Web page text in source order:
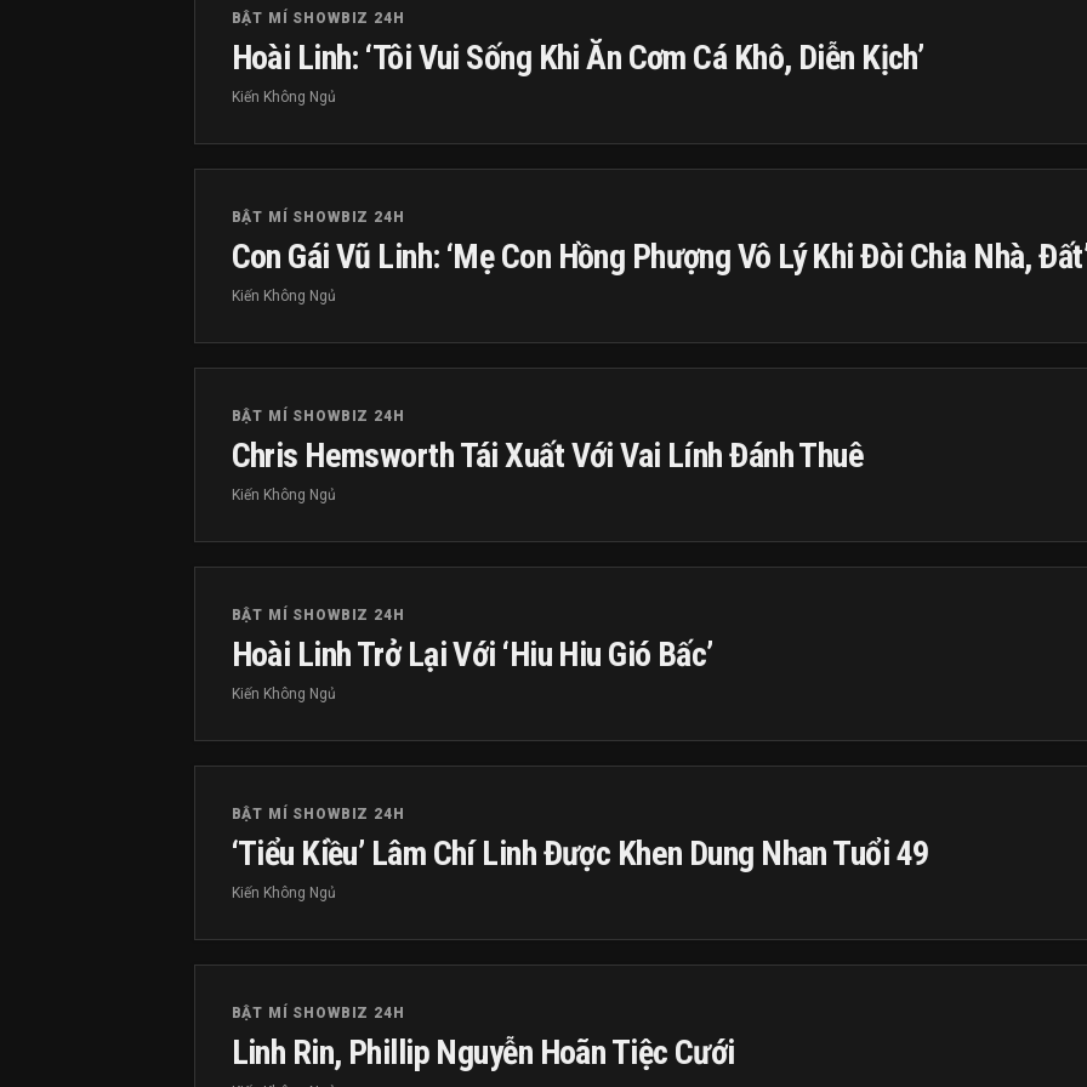
BẬT MÍ SHOWBIZ 24H
Hoài Linh: ‘Tôi Vui Sống Khi Ăn Cơm Cá Khô, Diễn Kịch’
Kiến Không Ngủ
BẬT MÍ SHOWBIZ 24H
Con Gái Vũ Linh: ‘Mẹ Con Hồng Phượng Vô Lý Khi Đòi Chia Nhà,
Kiến Không Ngủ
BẬT MÍ SHOWBIZ 24H
Chris Hemsworth Tái Xuất Với Vai Lính Đánh Thuê
Kiến Không Ngủ
BẬT MÍ SHOWBIZ 24H
Hoài Linh Trở Lại Với ‘Hiu Hiu Gió Bấc’
Kiến Không Ngủ
BẬT MÍ SHOWBIZ 24H
‘Tiểu Kiều’ Lâm Chí Linh Được Khen Dung Nhan Tuổi 49
Kiến Không Ngủ
BẬT MÍ SHOWBIZ 24H
Linh Rin, Phillip Nguyễn Hoãn Tiệc Cưới